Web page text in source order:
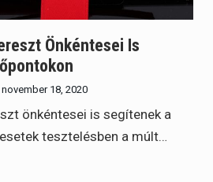
Önkéntesei Is
november 18, 2020
önkéntesei is segítenek a
tesztelésben a múlt…